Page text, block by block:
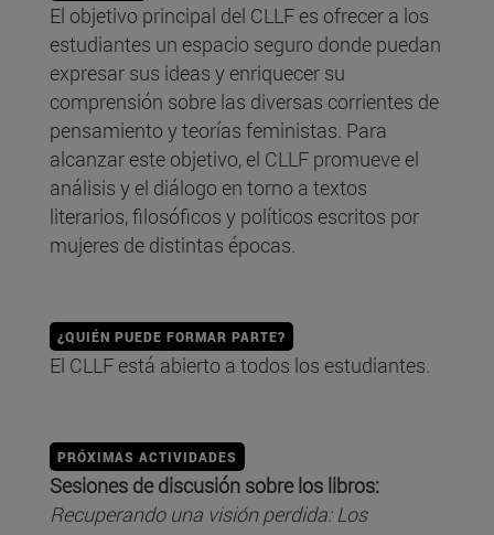
El objetivo principal del CLLF es ofrecer a los
estudiantes un espacio seguro donde puedan
expresar sus ideas y enriquecer su
comprensión sobre las diversas corrientes de
pensamiento y teorías feministas. Para
alcanzar este objetivo, el CLLF promueve el
análisis y el diálogo en torno a textos
literarios, filosóficos y políticos escritos por
mujeres de distintas épocas.
¿QUIÉN PUEDE FORMAR PARTE?
El CLLF está abierto a todos los estudiantes.
PRÓXIMAS ACTIVIDADES
Sesiones de discusión sobre los libros:
Recuperando una visión perdida: Los